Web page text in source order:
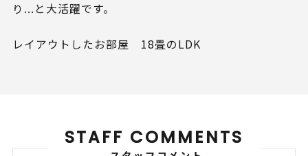
り...と大活躍です。
レイアウトしたお部屋 18畳のLDK
STAFF COMMENTS